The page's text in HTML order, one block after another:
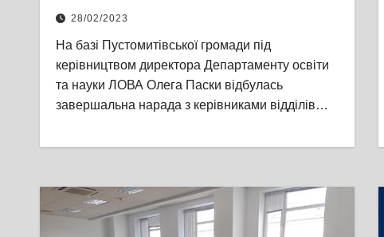
28/02/2023
На базі Пустомитівської громади під
керівництвом директора Департаменту освіти
та науки ЛОВА Олега Паски відбулась
завершальна нарада з керівниками відділів…